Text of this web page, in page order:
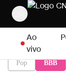
Pular para o
Ao
vivo
Pop BBB